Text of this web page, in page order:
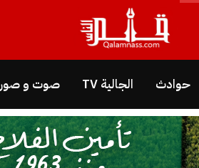
حوادث الجالية TV صوت و